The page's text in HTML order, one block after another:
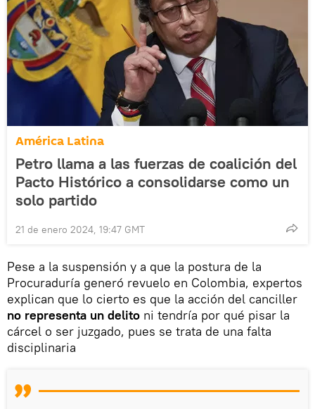
América Latina
Petro llama a las fuerzas de coalición del
Pacto Histórico a consolidarse como un
solo partido
21 de enero 2024, 19:47 GMT
Pese a la suspensión y a que la postura de la
Procuraduría generó revuelo en Colombia, expertos
explican que lo cierto es que la acción del canciller
no representa un delito ni tendría por qué pisar la
cárcel o ser juzgado, pues se trata de una falta
disciplinaria